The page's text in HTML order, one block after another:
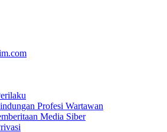
Profesi Wartawan
Media Siber